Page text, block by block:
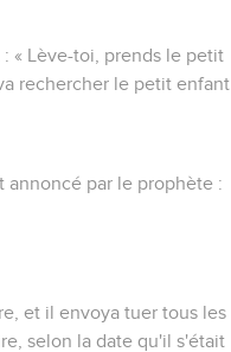
« Lève-toi, prends le petit
rechercher le petit enfant
annoncé par le prophète :
et il envoya tuer tous les
selon la date qu'il s'était